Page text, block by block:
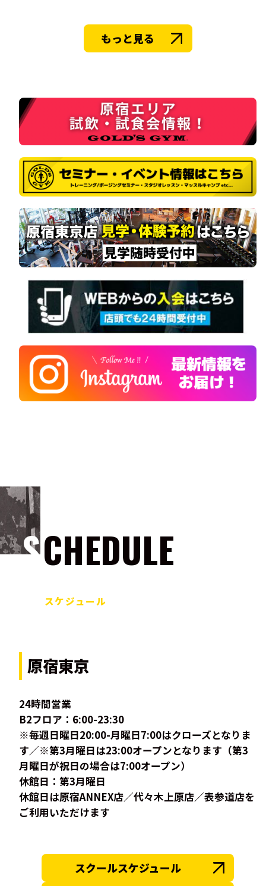
もっと見る
SCHEDULE
スケジュール
原宿東京
24時間営業
B2フロア：6:00-23:30
※毎週日曜日20:00-月曜日7:00はクローズとなりま
す／※第3月曜日は23:00オープンとなります（第3
月曜日が祝日の場合は7:00オープン）
休館日：第3月曜日
休館日は原宿ANNEX店／代々木上原店／表参道店を
ご利用いただけます
スクールスケジュール